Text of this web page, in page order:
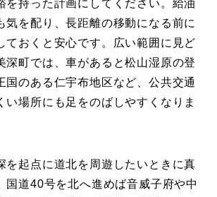
を持った計画にしてください。給油
気を配り、長距離の移動になる前に
ておくと安心です。広い範囲に見ど
深町では、車があると松山湿原の登
国のある仁宇布地区など、公共交通
い場所にも足をのばしやすくなりま
を起点に道北を周遊したいときに真
国道40号を北へ進めば音威子府や中